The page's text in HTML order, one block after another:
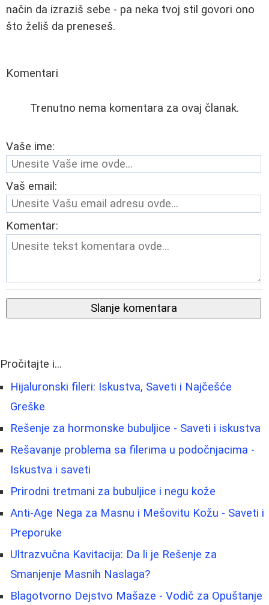
način da izraziš sebe - pa neka tvoj stil govori ono
što želiš da preneseš.
Komentari
Trenutno nema komentara za ovaj članak.
Vaše ime:
Vaš email:
Komentar:
Slanje komentara
Pročitajte i...
Hijaluronski fileri: Iskustva, Saveti i Najčešće
Greške
Rešenje za hormonske bubuljice - Saveti i iskustva
Rešavanje problema sa filerima u podočnjacima -
Iskustva i saveti
Prirodni tretmani za bubuljice i negu kože
Anti-Age Nega za Masnu i Mešovitu Kožu - Saveti i
Preporuke
Ultrazvučna Kavitacija: Da li je Rešenje za
Smanjenje Masnih Naslaga?
Blagotvorno Dejstvo Mašaze - Vodič za Opuštanje